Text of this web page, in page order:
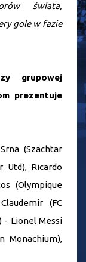
świata,
gole w fazie
grupowej
prezentuje
(Szachtar
Utd), Ricardo
(Olympique
(FC
- Lionel Messi
Monachium),